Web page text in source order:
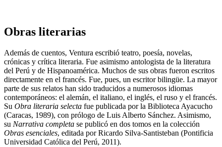
Obras literarias
Además de cuentos, Ventura escribió teatro, poesía, novelas,
crónicas y crítica literaria. Fue asimismo antologista de la literatura
del Perú y de Hispanoamérica. Muchos de sus obras fueron escritos
directamente en el francés. Fue, pues, un escritor bilingüe. La mayor
parte de sus relatos han sido traducidos a numerosos idiomas
contemporáneos: el alemán, el italiano, el inglés, el ruso y el francés.
Su Obra literaria selecta fue publicada por la Biblioteca Ayacucho
(Caracas, 1989), con prólogo de Luis Alberto Sánchez. Asimismo,
su Narrativa completa se publicó en dos tomos en la colección
Obras esenciales, editada por Ricardo Silva-Santisteban (Pontificia
Universidad Católica del Perú, 2011).